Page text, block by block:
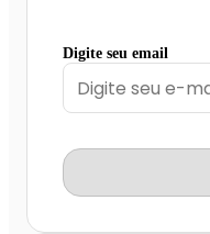
Digite seu email